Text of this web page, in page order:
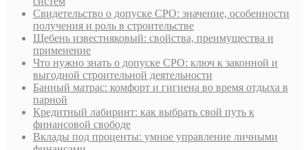
Свидетельство о допуске СРО: значение, особенности
получения и роль в строительстве
Щебень известняковый: свойства, преимущества и
применение
Что нужно знать о допуске СРО: ключ к законной и
выгодной строительной деятельности
Банный матрас: комфорт и гигиена во время отдыха в
парной
Кредитный лабиринт: как выбрать свой путь к
финансовой свободе
Вклады под проценты: умное управление личными